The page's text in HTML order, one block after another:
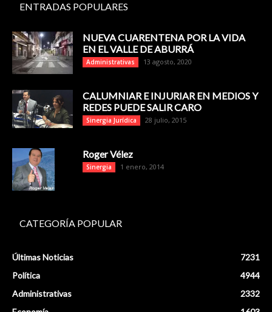
ENTRADAS POPULARES
NUEVA CUARENTENA POR LA VIDA
EN EL VALLE DE ABURRÁ
Administrativas 13 agosto, 2020
CALUMNIAR E INJURIAR EN MEDIOS Y
REDES PUEDE SALIR CARO
Sinergia Jurídica 28 julio, 2015
Roger Vélez
Sinergia 1 enero, 2014
CATEGORÍA POPULAR
Últimas Noticias
7231
Política
4944
Administrativas
2332